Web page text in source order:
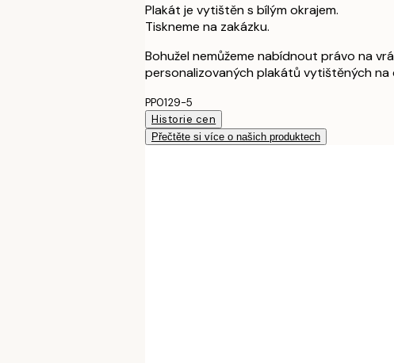
Plakát je vytištěn s bílým okrajem.
Tiskneme na zakázku.
Bohužel nemůžeme nabídnout právo na
personalizovaných plakátů vytištěných na
PP0129-5
Historie cen
Přečtěte si více o našich produktech